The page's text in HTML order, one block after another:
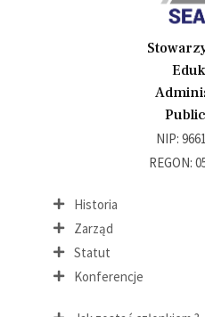
NIP:
REGON:
Historia
Zarząd
Statut
Konferencje